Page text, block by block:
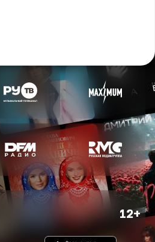
12+